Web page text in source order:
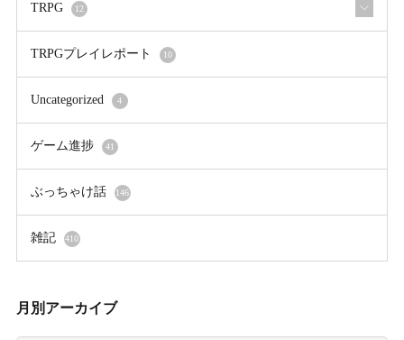
TRPG 12
TRPGプレイレポート 10
Uncategorized 4
ゲーム進捗 41
ぶっちゃけ話 146
雑記 410
月別アーカイブ